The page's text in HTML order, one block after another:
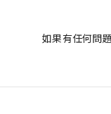
如果有任何問